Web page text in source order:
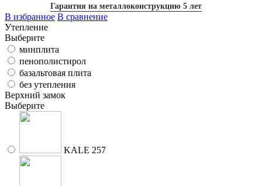
Гарантия на металлоконструкцию 5 лет
В избранное В сравнение
Утепление
Выберите
минплита
пенополистирол
базальтовая плита
без утепления
Верхний замок
Выберите
KALE 257